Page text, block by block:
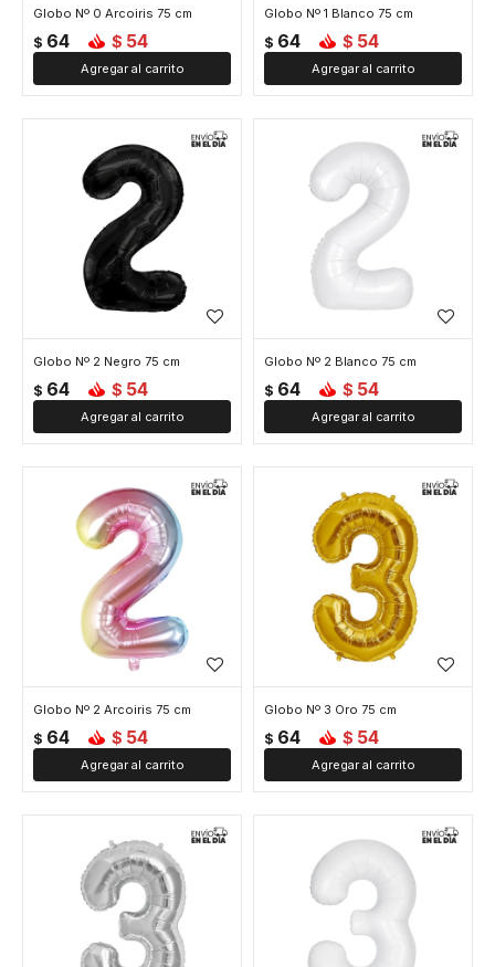
Globo Nº 0 Arcoiris 75 cm
$ 64 $ 54
Globo Nº 1 Blanco 75 cm
$ 64 $ 54
Globo Nº 2 Negro 75 cm
$ 64 $ 54
Globo Nº 2 Blanco 75 cm
$ 64 $ 54
Globo Nº 2 Arcoiris 75 cm
$ 64 $ 54
Globo Nº 3 Oro 75 cm
$ 64 $ 54